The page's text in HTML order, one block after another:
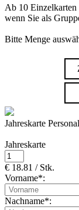
Ab 10 Einzelkarten
wenn Sie als
Bitte Menge
Jahreskarte
Jahreskarte
€ 18.81 / Stk.
Vorname*:
Nachname*: